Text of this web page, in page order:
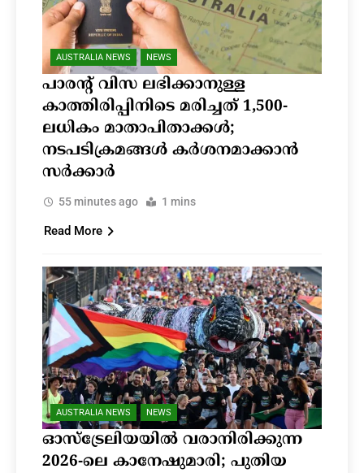
AUSTRALIA NEWS NEWS
പാരന്റ് വിസ ലഭിക്കാനുള്ള
കാത്തിരിപ്പിനിടെ മരിച്ചത് 1,500-
ലധികം മാതാപിതാക്കൾ;
നടപടിക്രമങ്ങൾ കർശനമാക്കാൻ
സർക്കാർ
55 minutes ago 1 mins
Read More
AUSTRALIA NEWS NEWS
ഓസ്‌ട്രേലിയയിൽ വരാനിരിക്കുന്ന
2026-ലെ കാനേഷുമാരി; പുതിയ